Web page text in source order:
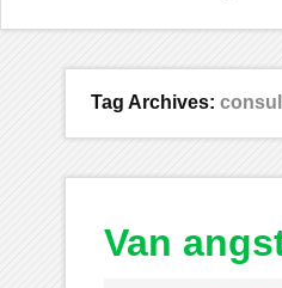
Tag Archives:
Van